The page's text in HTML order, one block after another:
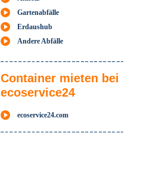
Gartenabfälle
Erdaushub
Andere Abfälle
Container mieten bei
ecoservice24
ecoservice24.com